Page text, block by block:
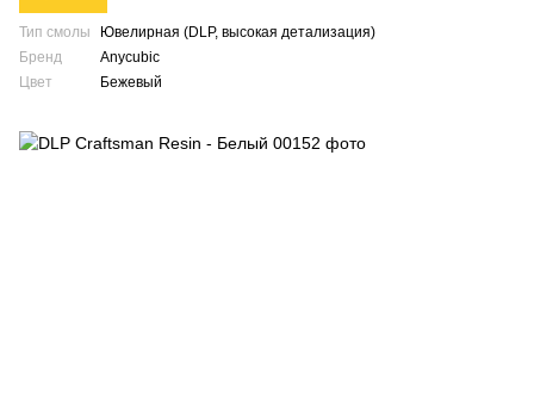
Тип смолы
Ювелирная (DLP, высокая детализация)
Бренд
Anycubic
Цвет
Бежевый